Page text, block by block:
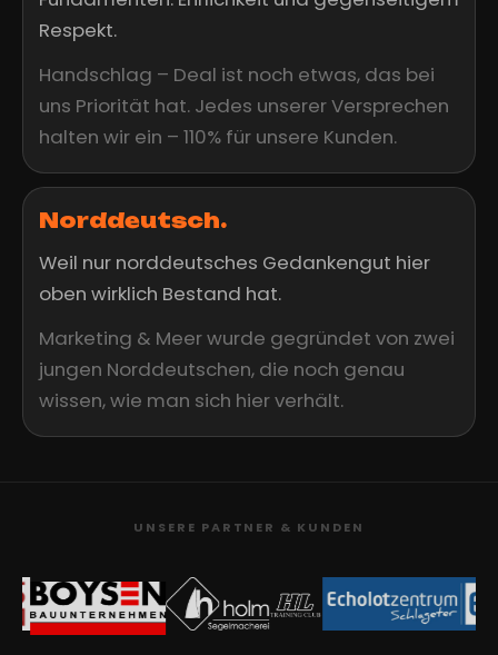
Respekt.
Handschlag – Deal ist noch etwas, das bei
uns Priorität hat. Jedes unserer Versprechen
halten wir ein – 110% für unsere Kunden.
Norddeutsch.
Weil nur norddeutsches Gedankengut hier
oben wirklich Bestand hat.
Marketing & Meer wurde gegründet von zwei
jungen Norddeutschen, die noch genau
wissen, wie man sich hier verhält.
UNSERE PARTNER & KUNDEN